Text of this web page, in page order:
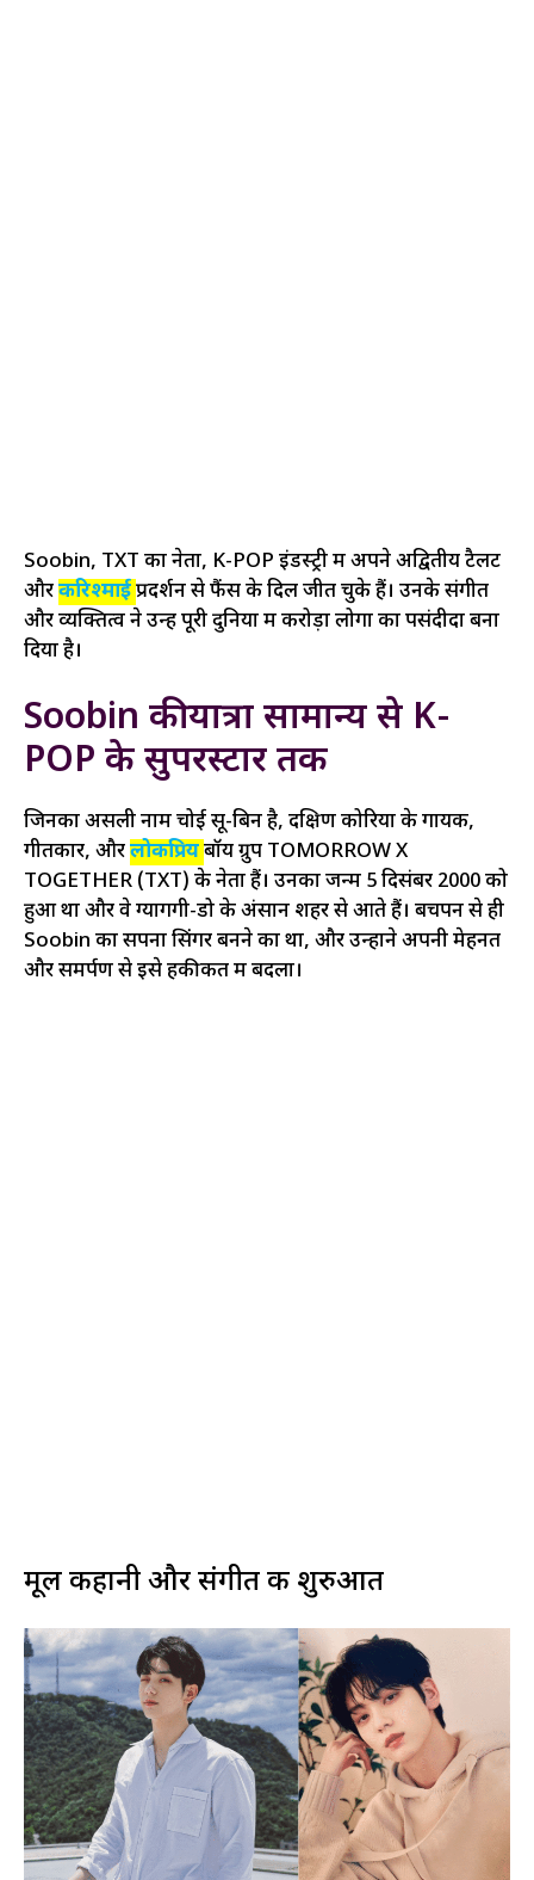
Soobin, TXT का नेता, K-POP इंडस्ट्री में अपने अद्वितीय टैलेंट
औरकरिश्माईप्रदर्शन से फैंस के दिल जीत चुके हैं। उनके संगीत
और व्यक्तित्व ने उन्हें पूरी दुनिया में करोड़ों लोगों का पसंदीदा बना
दिया है।
Soobin की यात्रा सामान्य से K-
POP के सुपरस्टार तक
जिनका असली नाम चोई सू-बिन है, दक्षिण कोरिया के गायक,
गीतकार, औरलोकप्रियबॉय ग्रुप TOMORROW X
TOGETHER (TXT) के नेता हैं। उनका जन्म 5 दिसंबर 2000 को
हुआ था और वे ग्योंगगी-डो के अंसान शहर से आते हैं। बचपन से ही
Soobin का सपना सिंगर बनने का था, और उन्होंने अपनी मेहनत
और समर्पण से इसे हकीकत में बदला।
मूल कहानी और संगीत की शुरुआत